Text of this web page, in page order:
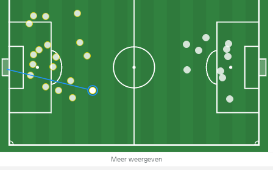
Meer weergeven